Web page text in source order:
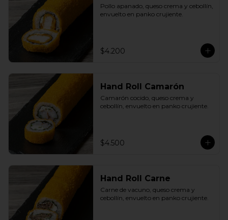
Pollo apanado, queso crema y cebollín,
envuelto en panko crujiente.
$4.200
Hand Roll Camarón
Camarón cocido, queso crema y
cebollín, envuelto en panko crujiente.
$4.500
Hand Roll Carne
Carne de vacuno, queso crema y
cebollín, envuelto en panko crujiente.